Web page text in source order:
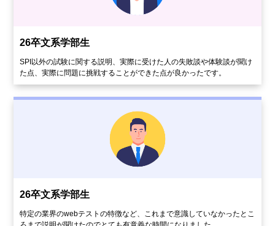
26卒文系学部生
SPI以外の試験に関する説明、実際に受けた人の失敗談や体験談が聞け
た点、実際に問題に挑戦することができた点が良かったです。
26卒文系学部生
特定の業界のwebテストの特徴など、これまで意識していなかったとこ